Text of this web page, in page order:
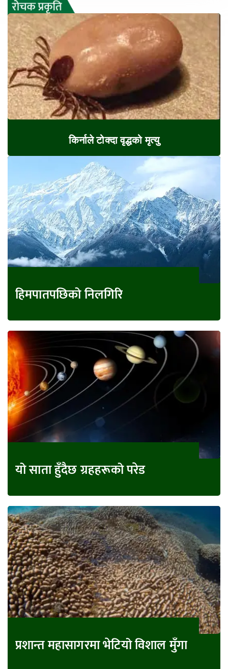
किर्नाले टोक्दा वृद्धको मृत्यु
हिमपातपछिको निलगिरि
यो साता हुँदैछ ग्रहहरूको परेड
प्रशान्त महासागरमा भेटियो विशाल मुँगा